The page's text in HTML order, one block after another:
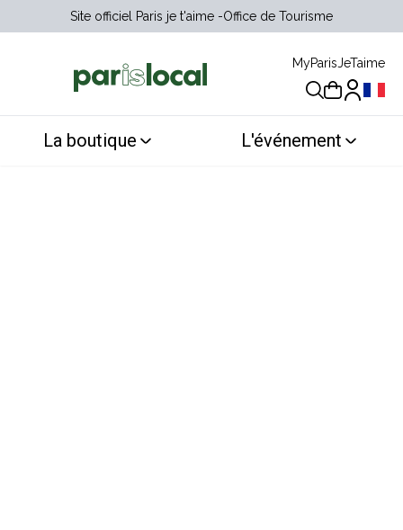
Site officiel Paris je t'aime Office de Tourisme
MyParisJeTaime
La boutique L'événement